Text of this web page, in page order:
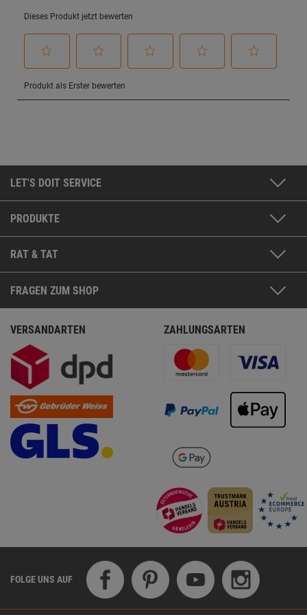
LET'S DOIT SERVICE
PRODUKTE
RAT & TAT
FRAGEN ZUM SHOP
VERSANDARTEN ZAHLUNGSARTEN
FOLGE UNS AUF